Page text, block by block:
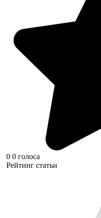
0 0 голоса
Рейтинг статьи